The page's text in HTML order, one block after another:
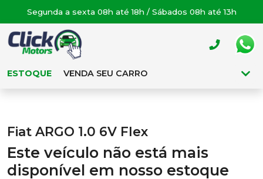
Segunda a sexta 08h até 18h / Sábados 08h até 13h
ESTOQUE VENDA SEU CARRO
Fiat ARGO 1.0 6V Flex
Este veículo não está mais
disponível em nosso estoque